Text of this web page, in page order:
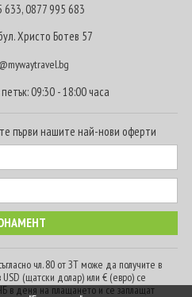
633,0877 995 683
Христо Ботев 57
09:30 - 18:00 часа
първи нашите най-нови оферти
чл. 80 от ЗТ може да получите в
(щатски долар) или € (евро) се
в деня на плащането и се заплащат